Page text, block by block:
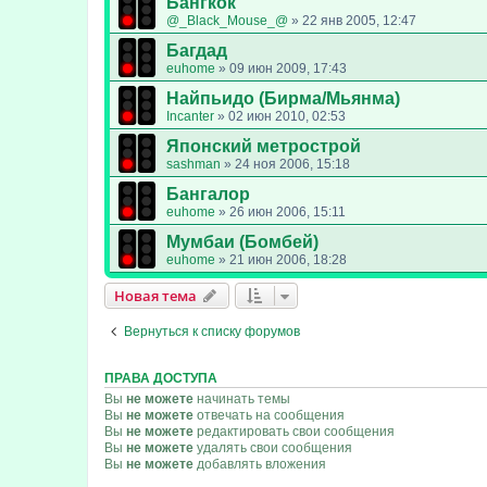
@_Black_Mouse_@ » 22 янв 2005, 12:47
Багдад
euhome » 09 июн 2009, 17:43
Найпьидо (Бирма/Мьянма)
Incanter » 02 июн 2010, 02:53
Японский метрострой
sashman » 24 ноя 2006, 15:18
Бангалор
euhome » 26 июн 2006, 15:11
Мумбаи (Бомбей)
euhome » 21 июн 2006, 18:28
Новая тема
Вернуться к списку форумов
ПРАВА ДОСТУПА
Вы не можете начинать темы
Вы не можете отвечать на сообщения
Вы не можете редактировать свои сообщения
Вы не можете удалять свои сообщения
Вы не можете добавлять вложения